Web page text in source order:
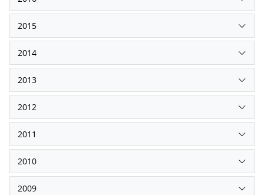
2015
2014
2013
2012
2011
2010
2009